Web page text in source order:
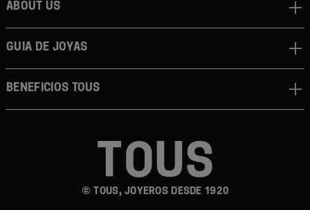
© TOUS, JOYEROS DESDE 1920
About us
Guia de joyas
Beneficios TOUS